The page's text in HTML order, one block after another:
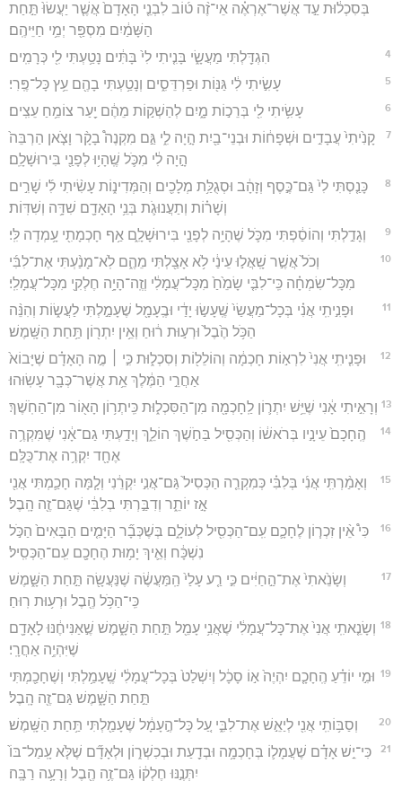
בְּסִכְל֔וּת עַ֣ד אֲשֶׁר־אֶרְאֶ֗ה אֵי־זֶ֨ה ט֜וֹב לִבְנֵ֤י הָאָדָם֙ אֲשֶׁ֤ר יַעֲשׂוּ֙ תַּ֣חַת
הַשָּׁמַ֔יִם מִסְפַּ֖ר יְמֵ֥י חַיֵּיהֶֽם׃
4 הִגְדַּ֖לְתִּי מַעֲשָׂ֑י בָּנִ֤יתִי לִי֙ בָּתִּ֔ים נָטַ֥עְתִּי לִ֖י כְּרָמִֽים׃
5 עָשִׂ֣יתִי לִ֔י גַּנּ֖וֹת וּפַרְדֵּסִ֑ים וְנָטַ֥עְתִּי בָהֶ֖ם עֵ֥ץ כָּל־פֶּֽרִי׃
6 עָשִׂ֥יתִי לִ֖י בְּרֵכ֣וֹת מָ֑יִם לְהַשְׁק֣וֹת מֵהֶ֔ם יַ֖עַר צוֹמֵ֥חַ עֵצִֽים׃
7
קָנִ֙יתִי֙ עֲבָדִ֣ים וּשְׁפָח֔וֹת וּבְנֵי־בַ֖יִת הָ֣יָה לִ֑י גַּ֣ם מִקְנֶה֩ בָקָ֨ר וָצֹ֤אן הַרְבֵּה֙
הָ֣יָה לִ֔י מִכֹּ֛ל שֶֽׁהָי֥וּ לְפָנַ֖י בִּירוּשָׁלִָֽם׃
8
כָּנַ֤סְתִּי לִי֙ גַּם־כֶּ֣סֶף וְזָהָ֔ב וּסְגֻלַּ֥ת מְלָכִ֖ים וְהַמְּדִינ֑וֹת עָשִׂ֨יתִי לִ֜י שָׁרִ֣ים
וְשָׁר֗וֹת וְתַעֲנוּגֹ֛ת בְּנֵ֥י הָאָדָ֖ם שִׁדָּ֥ה וְשִׁדּֽוֹת׃
9 וְגָדַ֣לְתִּי וְהוֹסַ֔פְתִּי מִכֹּ֛ל שֶׁהָיָ֥ה לְפָנַ֖י בִּירוּשָׁלִָ֑ם אַ֥ף חָכְמָתִ֖י עָ֥מְדָה לִּֽי׃
10
וְכֹל֙ אֲשֶׁ֣ר שָֽׁאֲל֣וּ עֵינַ֔י לֹ֥א אָצַ֖לְתִּי מֵהֶ֑ם לֹֽא־מָנַ֨עְתִּי אֶת־לִבִּ֜י
מִכָּל־שִׂמְחָ֗ה כִּֽי־לִבִּ֤י שָׂמֵ֙חַ֙ מִכָּל־עֲמָלִ֔י וְזֶֽה־הָיָ֥ה חֶלְקִ֖י מִכָּל־עֲמָלִֽי׃
11
וּפָנִ֣יתִֽי אֲנִ֗י בְּכָל־מַעֲשַׂי֙ שֶֽׁעָשׂ֣וּ יָדַ֔י וּבֶֽעָמָ֖ל שֶׁעָמַ֣לְתִּי לַעֲשׂ֑וֹת וְהִנֵּ֨ה
הַכֹּ֥ל הֶ֙בֶל֙ וּרְע֣וּת ר֔וּחַ וְאֵ֥ין יִתְר֖וֹן תַּ֥חַת הַשָּֽׁמֶשׁ׃
12
וּפָנִ֤יתִֽי אֲנִי֙ לִרְא֣וֹת חָכְמָ֔ה וְהוֹלֵל֖וֹת וְסִכְל֑וּת כִּ֣י ׀ מֶ֣ה הָאָדָ֗ם שֶׁיָּבוֹא֙
אַחֲרֵ֣י הַמֶּ֔לֶךְ אֵ֥ת אֲשֶׁר־כְּבָ֖ר עָשֽׂוּהוּ׃
13 וְרָאִ֣יתִי אָ֔נִי שֶׁיֵּ֥שׁ יִתְר֛וֹן לַֽחָכְמָ֖ה מִן־הַסִּכְל֑וּת כִּֽיתְר֥וֹן הָא֖וֹר מִן־הַחֹֽשֶׁךְ׃
14
הֶֽחָכָם֙ עֵינָ֣יו בְּרֹאשׁ֔וֹ וְהַכְּסִ֖יל בַּחֹ֣שֶׁךְ הוֹלֵ֑ךְ וְיָדַ֣עְתִּי גַם־אָ֔נִי שֶׁמִּקְרֶ֥ה
אֶחָ֖ד יִקְרֶ֥ה אֶת־כֻּלָּֽם׃
15
וְאָמַ֨רְתִּֽי אֲנִ֜י בְּלִבִּ֗י כְּמִקְרֵ֤ה הַכְּסִיל֙ גַּם־אֲנִ֣י יִקְרֵ֔נִי וְלָ֧מָּה חָכַ֛מְתִּי אֲנִ֖י
אָ֣ז יוֹתֵ֑ר וְדִבַּ֣רְתִּי בְלִבִּ֔י שֶׁגַּם־זֶ֖ה הָֽבֶל׃
16
כִּי֩ אֵ֨ין זִכְר֧וֹן לֶחָכָ֛ם עִֽם־הַכְּסִ֖יל לְעוֹלָ֑ם בְּשֶׁכְּבָ֞ר הַיָּמִ֤ים הַבָּאִים֙ הַכֹּ֣ל
נִשְׁכָּ֔ח וְאֵ֛יךְ יָמ֥וּת הֶחָכָ֖ם עִֽם־הַכְּסִֽיל׃
17
וְשָׂנֵ֙אתִי֙ אֶת־הַ֣חַיִּ֔ים כִּ֣י רַ֤ע עָלַי֙ הַֽמַּעֲשֶׂ֔ה שֶׁנַּעֲשָׂ֖ה תַּ֣חַת הַשָּׁ֑מֶשׁ
כִּֽי־הַכֹּ֥ל הֶ֖בֶל וּרְע֥וּת רֽוּחַ׃
18 וְשָׂנֵ֤אתִֽי אֲנִי֙ אֶת־כָּל־עֲמָלִ֔י שֶׁאֲנִ֥י עָמֵ֖ל תַּ֣חַת הַשָּׁ֑מֶשׁ שֶׁ֣אַנִּיחֶ֔נּוּ לָאָדָ֖ם
שֶׁיִּהְיֶ֥ה אַחֲרָֽי׃
19 וּמִ֣י יוֹדֵ֗עַ הֶֽחָכָ֤ם יִהְיֶה֙ א֣וֹ סָכָ֔ל וְיִשְׁלַט֙ בְּכָל־עֲמָלִ֔י שֶֽׁעָמַ֥לְתִּי וְשֶׁחָכַ֖מְתִּי
תַּ֣חַת הַשָּׁ֑מֶשׁ גַּם־זֶ֖ה הָֽבֶל׃
20 וְסַבּ֥וֹתִֽי אֲנִ֖י לְיַאֵ֣שׁ אֶת־לִבִּ֑י עַ֚ל כָּל־הֶ֣עָמָ֔ל שֶׁעָמַ֖לְתִּי תַּ֥חַת הַשָּֽׁמֶשׁ׃
21
כִּי־יֵ֣שׁ אָדָ֗ם שֶׁעֲמָל֛וֹ בְּחָכְמָ֥ה וּבְדַ֖עַת וּבְכִשְׁר֑וֹן וּלְאָדָ֞ם שֶׁלֹּ֤א עָֽמַל־בּוֹ֙
יִתְּנֶ֣נּוּ חֶלְק֔וֹ גַּם־זֶ֥ה הֶ֖בֶל וְרָעָ֥ה רַבָּֽה׃